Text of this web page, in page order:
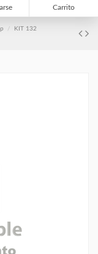
Carrito
KIT 132